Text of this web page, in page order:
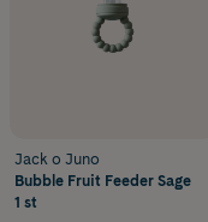
Jack o Juno
Bubble Fruit Feeder Sage
1 st